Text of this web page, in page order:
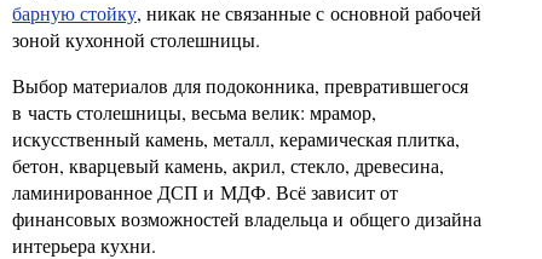
барную стойку, никак не связанные с основной рабочей
зоной кухонной столешницы.
Выбор материалов для подоконника, превратившегося
в часть столешницы, весьма велик: мрамор,
искусственный камень, металл, керамическая плитка,
бетон, кварцевый камень, акрил, стекло, древесина,
ламинированное ДСП и МДФ. Всё зависит от
финансовых возможностей владельца и общего дизайна
интерьера кухни.